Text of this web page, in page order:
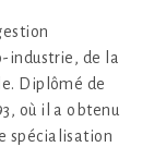
industrie, de la
Diplômé de
où il a obtenu
spécialisation